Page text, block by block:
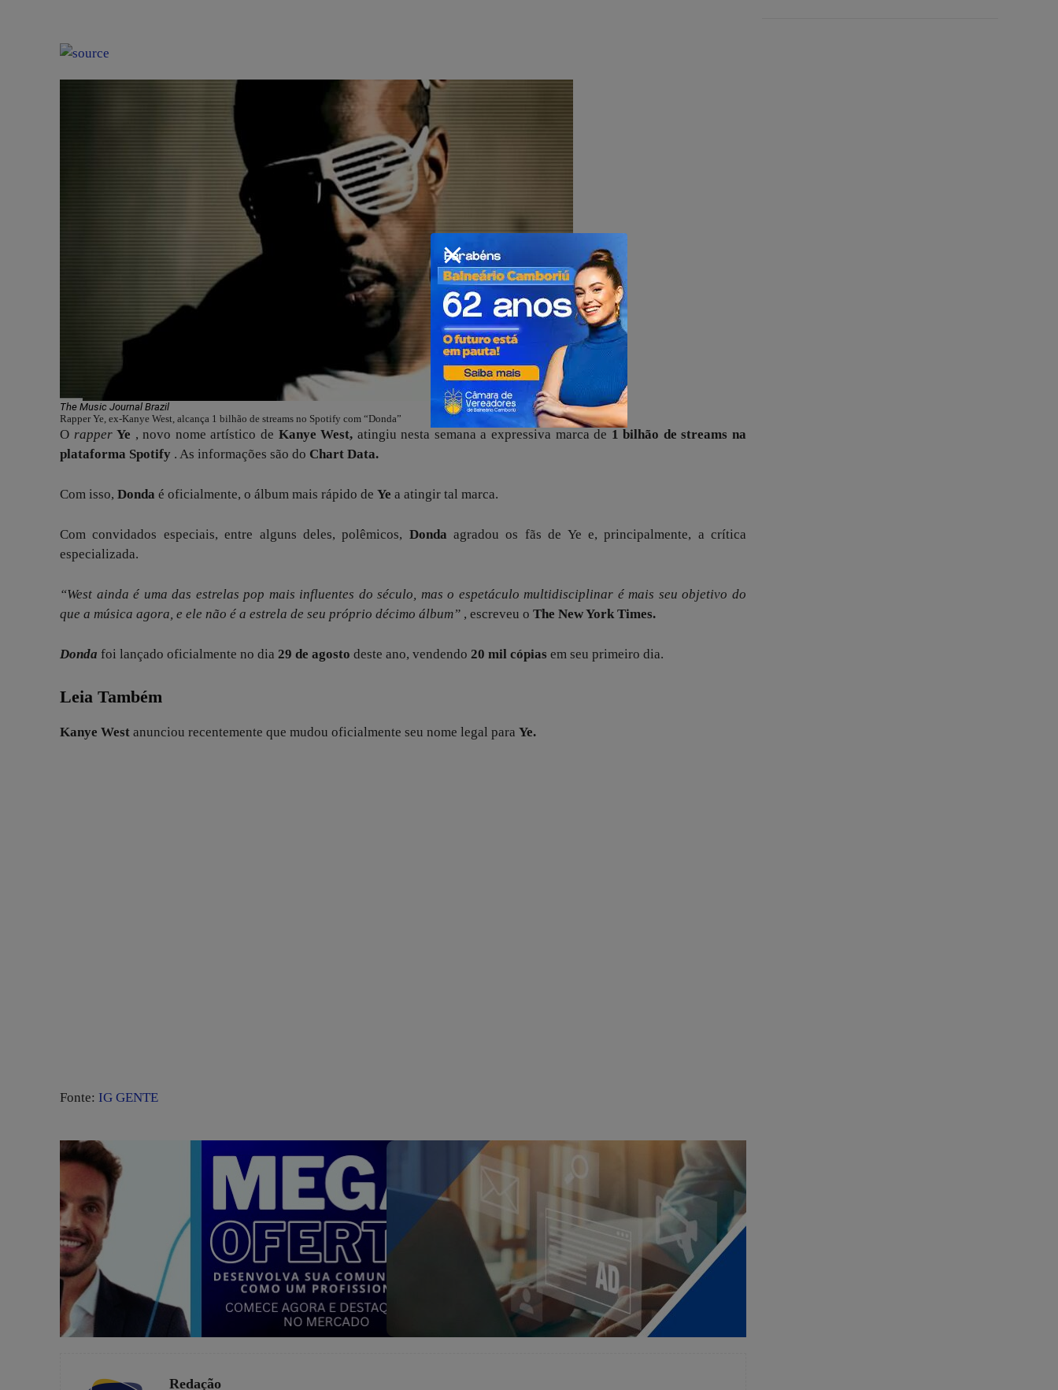
The Music Journal Brazil
Rapper Ye, ex-Kanye West, alcança 1 bilhão de streams no Spotify com “Donda”
O rapper Ye , novo nome artístico de Kanye West, atingiu nesta semana a expressiva marca de 1 bilhão de streams na
plataforma Spotify . As informações são do Chart Data.
Com isso, Donda é oficialmente, o álbum mais rápido de Ye a atingir tal marca.
Com convidados especiais, entre alguns deles, polêmicos, Donda agradou os fãs de Ye e, principalmente, a crítica
especializada.
“West ainda é uma das estrelas pop mais influentes do século, mas o espetáculo multidisciplinar é mais seu objetivo do
que a música agora, e ele não é a estrela de seu próprio décimo álbum” , escreveu o The New York Times.
Donda foi lançado oficialmente no dia 29 de agosto deste ano, vendendo 20 mil cópias em seu primeiro dia.
Leia Também
Kanye West anunciou recentemente que mudou oficialmente seu nome legal para Ye.
Fonte: IG GENTE
Redação